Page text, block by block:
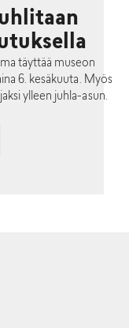
täyttää museon
6. kesäkuuta. Myös
ylleen juhla-asun.